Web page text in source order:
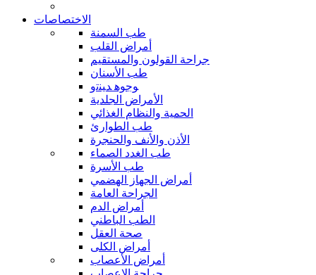
الاختصاصات
طب السمنة
أمراض القلب
جراحة القولون والمستقيم
طب الأسنان
ﻮﺟﻮﻫ ﺪﻴﻨﺗﻭ
الأمراض الجلدية
الحمية والنظام الغذائي
طب الطوارئ
الأذن والأنف والحنجرة
طب الغدد الصماء
طب الأسرة
أمراض الجهاز الهضمي
الجراحة العامة
أمراض الدم
الطب الباطني
صحة العقل
أمراض الكلى
أمراض الأعصاب